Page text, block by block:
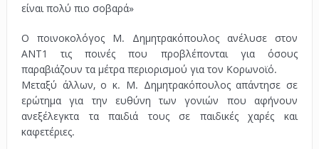
είναι πολύ πιο σοβαρά»
Ο ποινοκολόγος Μ. Δημητρακόπουλος ανέλυσε στον
ΑΝΤ1 τις ποινές που προβλέπονται για όσους
παραβιάζουν τα μέτρα περιορισμού για τον Kορωνοϊό.
Μεταξύ άλλων, ο κ. Μ. Δημητρακόπουλος απάντησε σε
ερώτημα για την ευθύνη των γονιών που αφήνουν
ανεξέλεγκτα τα παιδιά τους σε παιδικές χαρές και
καφετέριες.